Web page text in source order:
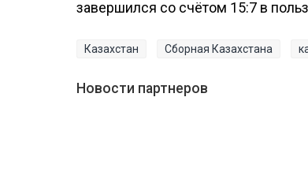
завершился со счётом 15:7 в
Казахстан Сборная Казахстана
Новости партнеров